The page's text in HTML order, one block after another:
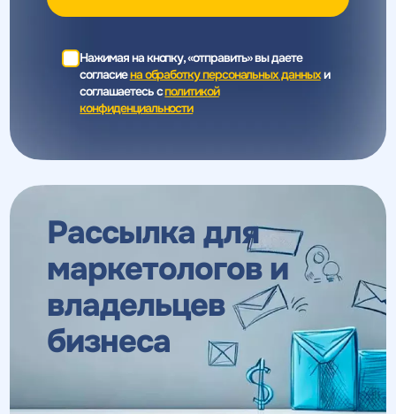
Нажимая на кнопку, «отправить» вы даете
согласиена обработку персональных данныхи
соглашаетесь cполитикой
конфиденциальности
Рассылка для
маркетологови
владельцев
бизнеса